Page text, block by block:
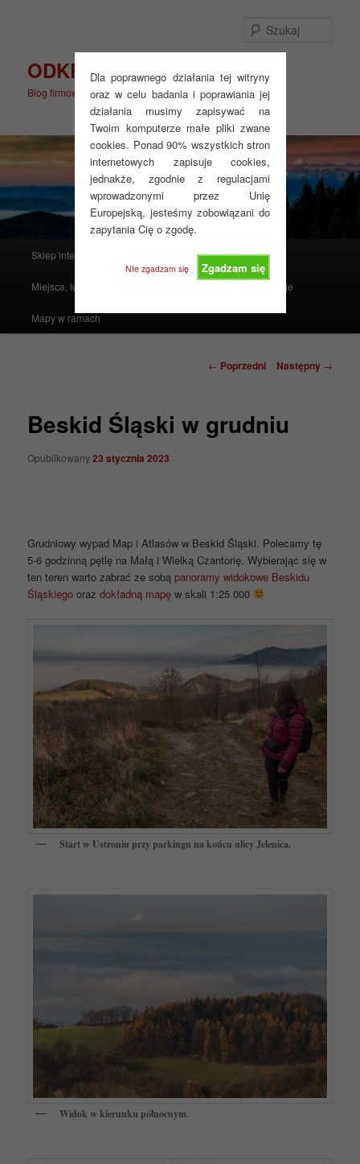
Dla poprawnego działania tej witryny
oraz w celu badania i poprawiania jej
działania musimy zapisywać na
Twoim komputerze małe pliki zwane
cookies. Ponad 90% wszystkich stron
internetowych zapisuje cookies,
jednakże, zgodnie z regulacjami
wprowadzonymi przez Unię
Europejską, jesteśmy zobowiązani do
zapytania Cię o zgodę.
Zgadzam się
NIe zgadzam się
ODKRYJ WIĘCEJ
Blog firmowy
Sklep internetowy Produkty polecane
Miejsca, ludzie, mapy i atlasy Instrukcje
Mapy w ramach
Nawigacja
← Poprzedni Następny →
Beskid Śląski w grudniu
Opublikowany23 stycznia 2023
Grudniowy wypad Map i Atlasów w Beskid Śląski. Polecamy tę
5-6 godzinną pętlę na Małą i Wielką Czantorię. Wybierając się w
ten teren warto zabrać ze sobąpanoramy widokowe Beskidu
Śląskiego orazdokładną mapę w skali 1:25 000
Start w Ustroniu przy parkingu na końcu ulicy Jelenica.
Widok w kierunku północnym.